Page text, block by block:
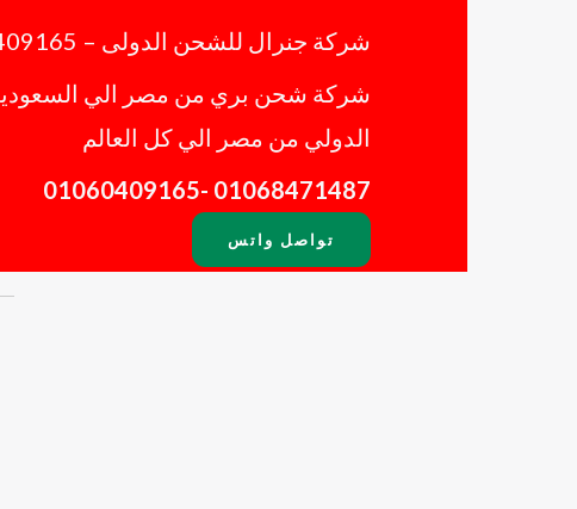
شركة جنرال للشحن الدولى – 01060409165
شركة شحن بري من مصر الي
الدولي من مصر الي كل العالم
01068471487 -01060409165
تواصل واتس